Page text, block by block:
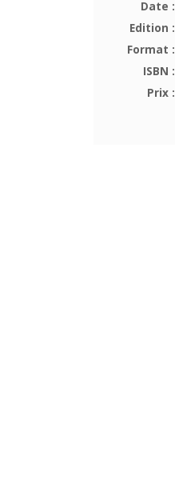
Date :
Edition :
Format :
ISBN :
Prix :